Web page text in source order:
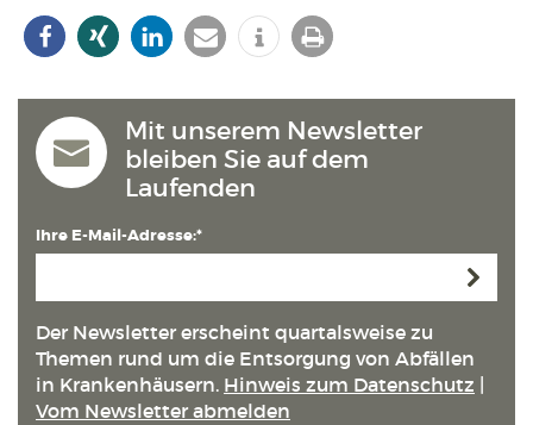
Mit unserem Newsletter
bleiben Sie auf dem
Laufenden
Ihre E-Mail-Adresse:*
Der Newsletter erscheint quartals­weise zu
Themen rund um die Entsorgung von Abfällen
in Kranken­häusern. Hinweis zum Datenschutz
Vom Newsletter abmelden